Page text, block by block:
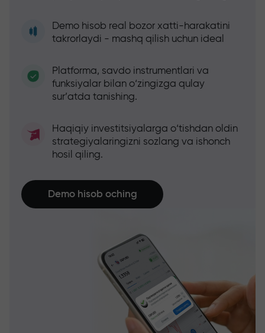
Demo hisob real bozor xatti-harakatini
takrorlaydi - mashq qilish uchun ideal
Platforma, savdo instrumentlari va
funksiyalar bilan o‘zingizga qulay
sur’atda tanishing.
Haqiqiy investitsiyalarga o‘tishdan oldin
strategiyalaringizni sozlang va ishonch
hosil qiling.
Demo hisob oching